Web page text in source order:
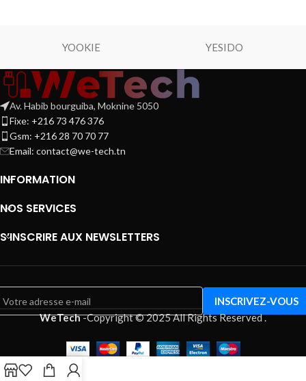
YOOKIE YESIDO
Av. Habib bourguiba, Moknine 5050
Fixe: +216 73 476 376
Gsm: +216 28 70 70 77
Email: contact@we-tech.tn
INFORMATION
NOS SERVICES
S’INSCRIRE AUX NEWSLETTERS
WeTech-Copyright © 2025 All Rights Reserved.